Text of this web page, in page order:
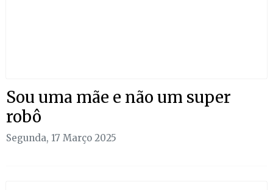
Sou uma mãe e não um super
robô
Segunda, 17 Março 2025